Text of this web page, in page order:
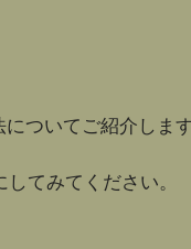
ついてご紹介しま
てみてください。